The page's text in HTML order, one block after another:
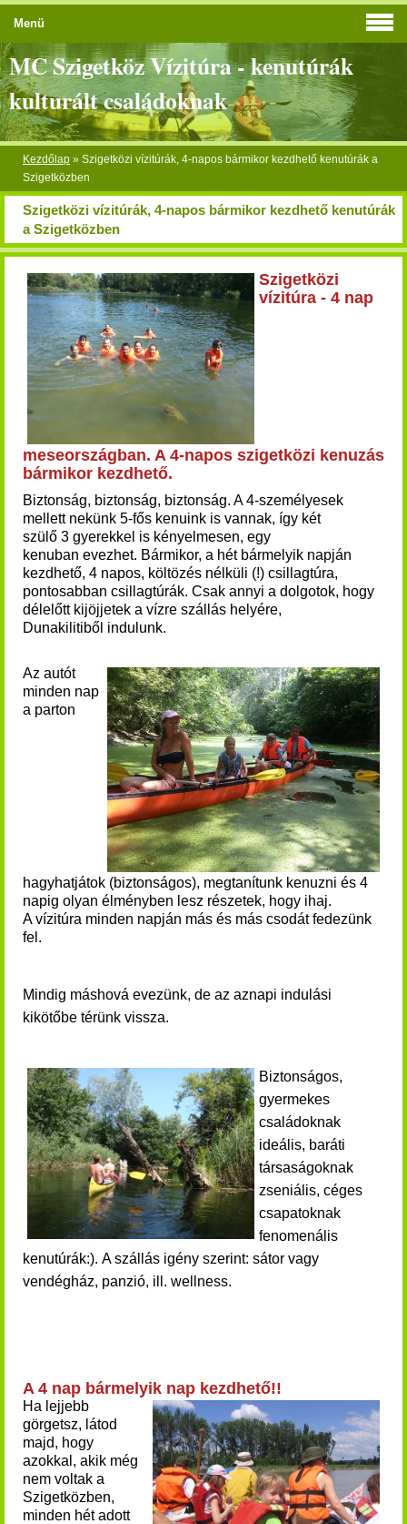
MC Szigetköz Vízitúra - kenutúrák
kulturált családoknak
Kezdőlap » Szigetközi vízitúrák, 4-napos bármikor kezdhető kenutúrák a
Szigetközben
Szigetközi vízitúrák, 4-napos bármikor kezdhető kenutúrák
a Szigetközben
Szigetközi
vízitúra - 4 nap
meseországban. A 4-napos szigetközi kenuzás
bármikor kezdhető.
Biztonság, biztonság, biztonság. A 4-személyesek
mellett nekünk 5-fős kenuink is vannak, így két
szülő 3 gyerekkel is kényelmesen, egy
kenuban evezhet. Bármikor, a hét bármelyik napján
kezdhető, 4 napos, költözés nélküli (!) csillagtúra,
pontosabban csillagtúrák. Csak annyi a dolgotok, hogy
délelőtt kijöjjetek a vízre szállás helyére,
Dunakilitiből indulunk.
Az autót
minden nap
a parton
hagyhatjátok (biztonságos), megtanítunk kenuzni és 4
napig olyan élményben lesz részetek, hogy ihaj.
A vízitúra minden napján más és más csodát fedezünk
fel.
Mindig máshová evezünk, de az aznapi indulási
kikötőbe térünk vissza.
Biztonságos,
gyermekes
családoknak
ideális, baráti
társaságoknak
zseniális, céges
csapatoknak
fenomenális
kenutúrák:). A szállás igény szerint: sátor vagy
vendégház, panzió, ill. wellness.
A 4 nap bármelyik nap kezdhető!!
Ha lejjebb
görgetsz, látod
majd, hogy
azokkal, akik még
nem voltak a
Szigetközben,
minden hét adott
Menü